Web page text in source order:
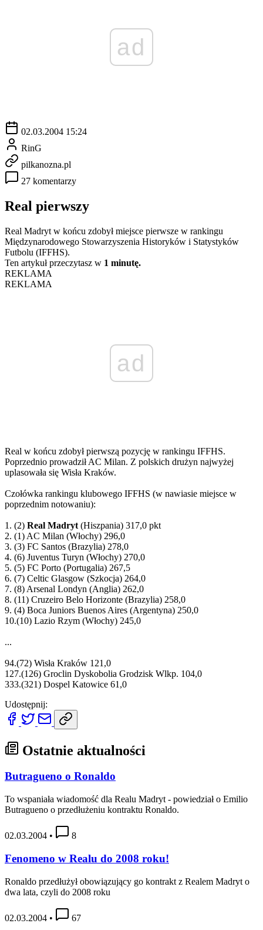
ad
02.03.2004 15:24
RinG
pilkanozna.pl
27 komentarzy
Real pierwszy
Real Madryt w końcu zdobył miejsce pierwsze w rankingu
Międzynarodowego Stowarzyszenia Historyków i Statystyków
Futbolu (IFFHS).
Ten artykuł przeczytasz w 1 minutę.
REKLAMA
REKLAMA
ad
Real w końcu zdobył pierwszą pozycję w rankingu IFFHS.
Poprzednio prowadził AC Milan. Z polskich drużyn najwyżej
uplasowała się Wisła Kraków.
Czołówka rankingu klubowego IFFHS (w nawiasie miejsce w
poprzednim notowaniu):
1. (2) Real Madryt (Hiszpania) 317,0 pkt
2. (1) AC Milan (Włochy) 296,0
3. (3) FC Santos (Brazylia) 278,0
4. (6) Juventus Turyn (Włochy) 270,0
5. (5) FC Porto (Portugalia) 267,5
6. (7) Celtic Glasgow (Szkocja) 264,0
7. (8) Arsenal Londyn (Anglia) 262,0
8. (11) Cruzeiro Belo Horizonte (Brazylia) 258,0
9. (4) Boca Juniors Buenos Aires (Argentyna) 250,0
10.(10) Lazio Rzym (Włochy) 245,0
...
94.(72) Wisła Kraków 121,0
127.(126) Groclin Dyskobolia Grodzisk Wlkp. 104,0
333.(321) Dospel Katowice 61,0
Udostępnij:
Ostatnie aktualności
Butragueno o Ronaldo
To wspaniała wiadomość dla Realu Madryt - powiedział o Emilio
Butragueno o przedłużeniu kontraktu Ronaldo.
02.03.2004 • 8
Fenomeno w Realu do 2008 roku!
Ronaldo przedłużył obowiązujący go kontrakt z Realem Madryt o
dwa lata, czyli do 2008 roku
02.03.2004 • 67